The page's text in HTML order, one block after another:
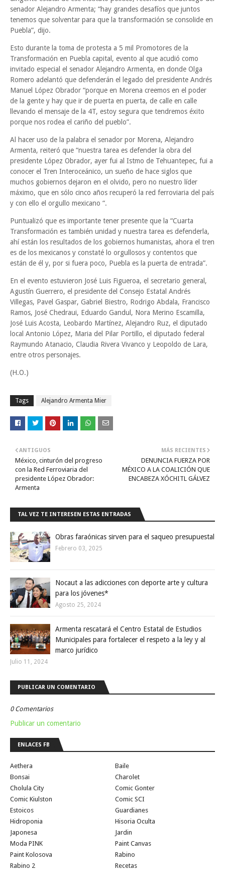
senador Alejandro Armenta; “hay grandes desafíos que juntos
tenemos que solventar para que la transformación se consolide en
Puebla”, dijo.
Esto durante la toma de protesta a 5 mil Promotores de la
Transformación en Puebla capital, evento al que acudió como
invitado especial el senador Alejandro Armenta, en donde Olga
Romero adelantó que defenderán el legado del presidente Andrés
Manuel López Obrador “porque en Morena creemos en el poder
de la gente y hay que ir de puerta en puerta, de calle en calle
llevando el mensaje de la 4T, estoy segura que tendremos éxito
porque nos rodea el cariño del pueblo”.
Al hacer uso de la palabra el senador por Morena, Alejandro
Armenta, reiteró que “nuestra tarea es defender la obra del
presidente López Obrador, ayer fui al Istmo de Tehuantepec, fui a
conocer el Tren Interoceánico, un sueño de hace siglos que
muchos gobiernos dejaron en el olvido, pero no nuestro líder
máximo, que en sólo cinco años recuperó la red ferroviaria del país
y con ello el orgullo mexicano “.
Puntualizó que es importante tener presente que la “Cuarta
Transformación es también unidad y nuestra tarea es defenderla,
ahí están los resultados de los gobiernos humanistas, ahora el tren
es de los mexicanos y constaté lo orgullosos y contentos que
están de él y, por si fuera poco, Puebla es la puerta de entrada”.
En el evento estuvieron José Luis Figueroa, el secretario general,
Agustín Guerrero, el presidente del Consejo Estatal Andrés
Villegas, Pavel Gaspar, Gabriel Biestro, Rodrigo Abdala, Francisco
Ramos, José Chedraui, Eduardo Gandul, Nora Merino Escamilla,
José Luis Acosta, Leobardo Martínez, Alejandro Ruz, el diputado
local Antonio López, Maria del Pilar Portillo, el diputado federal
Raymundo Atanacio, Claudia Rivera Vivanco y Leopoldo de Lara,
entre otros personajes.
(H.O.)
Tags Alejandro Armenta Mier
MÁS RECIENTES
DENUNCIA FUERZA POR
MÉXICO A LA COALICIÓN QUE
ENCABEZA XÓCHITL GÁLVEZ
ANTIGUOS
México, cinturón del progreso
con la Red Ferroviaria del
presidente López Obrador:
Armenta
TAL VEZ TE INTERESEN ESTAS ENTRADAS
Obras faraónicas sirven para el saqueo presupuestal
Febrero 03, 2025
Nocaut a las adicciones con deporte arte y cultura
para los jóvenes*
Agosto 25, 2024
Armenta rescatará el Centro Estatal de Estudios
Municipales para fortalecer el respeto a la ley y al
marco jurídico
Julio 11, 2024
PUBLICAR UN COMENTARIO
0 Comentarios
Publicar un comentario
ENLACES FB
Aethera
Baile
Bonsai
Charolet
Cholula City
Comic Gonter
Comic Kiulston
Comic SCI
Estoicos
Guardianes
Hidroponia
Hisoria Oculta
Japonesa
Jardin
Moda PINK
Paint Canvas
Paint Kolosova
Rabino
Rabino 2
Recetas